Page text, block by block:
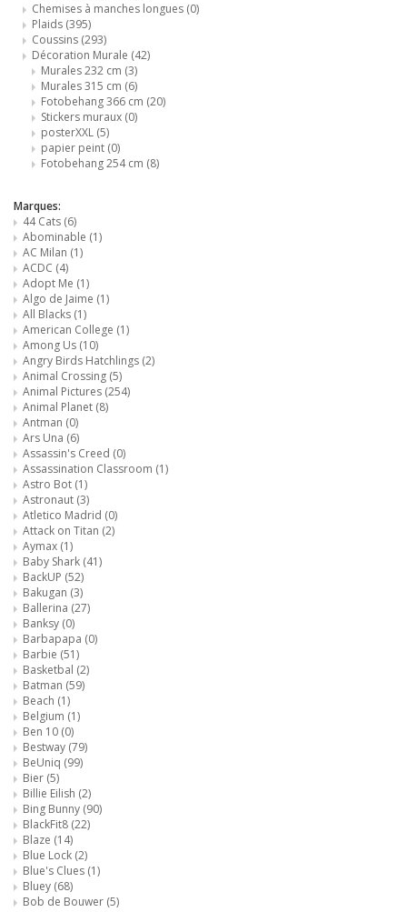
Chemises à manches longues (0)
Plaids (395)
Coussins (293)
Décoration Murale (42)
Murales 232 cm (3)
Murales 315 cm (6)
Fotobehang 366 cm (20)
Stickers muraux (0)
posterXXL (5)
papier peint (0)
Fotobehang 254 cm (8)
Marques:
44 Cats (6)
Abominable (1)
AC Milan (1)
ACDC (4)
Adopt Me (1)
Algo de Jaime (1)
All Blacks (1)
American College (1)
Among Us (10)
Angry Birds Hatchlings (2)
Animal Crossing (5)
Animal Pictures (254)
Animal Planet (8)
Antman (0)
Ars Una (6)
Assassin's Creed (0)
Assassination Classroom (1)
Astro Bot (1)
Astronaut (3)
Atletico Madrid (0)
Attack on Titan (2)
Aymax (1)
Baby Shark (41)
BackUP (52)
Bakugan (3)
Ballerina (27)
Banksy (0)
Barbapapa (0)
Barbie (51)
Basketbal (2)
Batman (59)
Beach (1)
Belgium (1)
Ben 10 (0)
Bestway (79)
BeUniq (99)
Bier (5)
Billie Eilish (2)
Bing Bunny (90)
BlackFit8 (22)
Blaze (14)
Blue Lock (2)
Blue's Clues (1)
Bluey (68)
Bob de Bouwer (5)